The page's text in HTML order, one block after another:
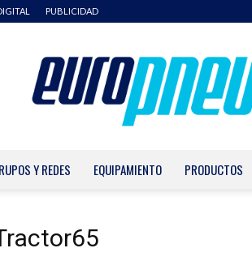
PUBLICIDAD
Y REDES EQUIPAMIENTO PRODUCTOS